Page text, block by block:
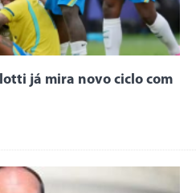
já mira novo ciclo com